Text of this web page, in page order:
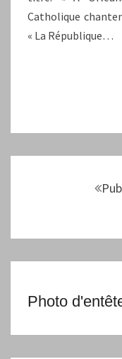
Catholique
« La République…
articles
Photo